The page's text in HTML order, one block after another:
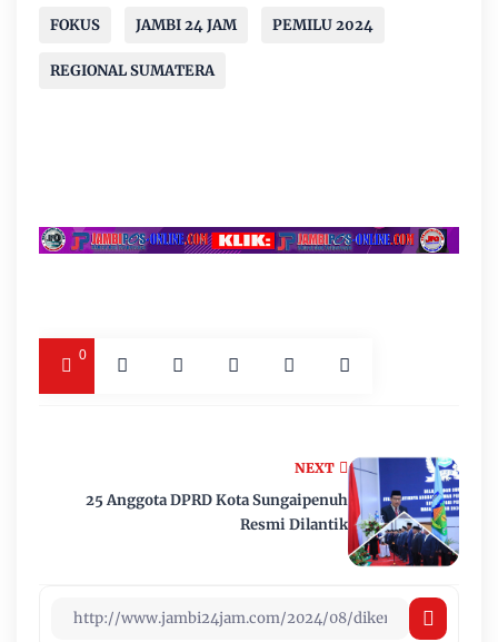
FOKUS JAMBI 24 JAM PEMILU 2024
REGIONAL SUMATERA
0
NEXT
25 Anggota DPRD Kota Sungaipenuh
Resmi Dilantik